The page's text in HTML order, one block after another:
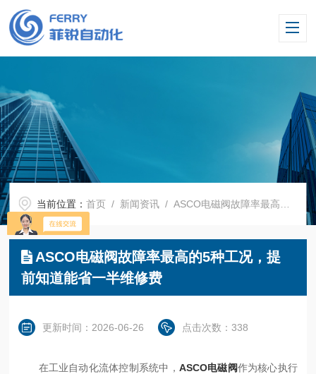
当前位置：首页 / 新闻资讯 / ASCO电磁阀故障率最高的5种工况，提前知道能省一半维修费
ASCO电磁阀故障率最高的5种工况，提
前知道能省一半维修费
更新时间：2026-06-26 点击次数：338
在工业自动化流体控制系统中， ASCO电磁阀作为核心执行